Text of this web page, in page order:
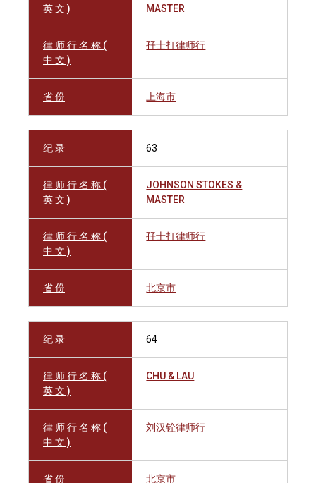
英 文 )
MASTER
律 师 行 名 称 (
中 文 )
孖士打律师行
省 份 上海市
纪 录 63
律 师 行 名 称 (
英 文 )
JOHNSON STOKES &
MASTER
律 师 行 名 称 (
中 文 )
孖士打律师行
省 份 北京市
纪 录 64
律 师 行 名 称 (
英 文 )
CHU & LAU
律 师 行 名 称 (
中 文 )
刘汉铨律师行
省 份 北京市